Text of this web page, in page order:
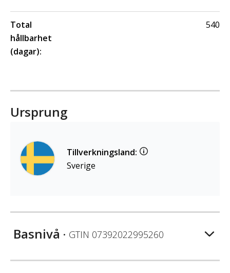
Total
hållbarhet
(dagar):
540
Ursprung
Tillverkningsland:
Sverige
Basnivå • GTIN 07392022995260